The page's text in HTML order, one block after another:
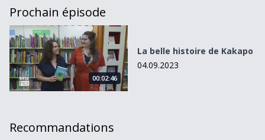
Prochain épisode
La belle histoire de Kakapo
00:02:46
La belle histoire de Kakapo
04.09.2023
Recommandations